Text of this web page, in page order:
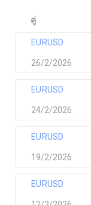
คู่
EURUSD
26/2/2026
EURUSD
24/2/2026
EURUSD
19/2/2026
EURUSD